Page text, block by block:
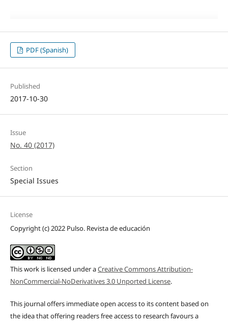
PDF (Spanish)
Published
2017-10-30
Issue
No. 40 (2017)
Section
Special Issues
License
Copyright (c) 2022 Pulso. Revista de educación
This work is licensed under aCreative Commons Attribution-
NonCommercial-NoDerivatives 3.0 Unported License.
This journal offers immediate open access to its content based on
the idea that offering readers free access to research favours a